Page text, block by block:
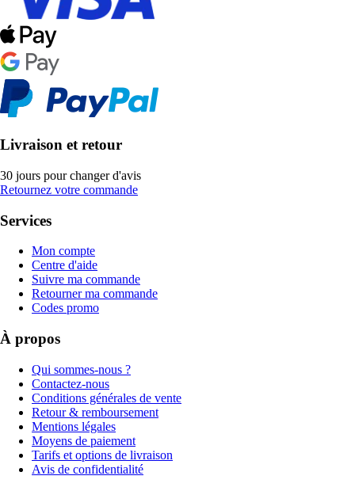
Livraison et retour
30 jours pour changer d'avis
Retournez votre commande
Services
Mon compte
Centre d'aide
Suivre ma commande
Retourner ma commande
Codes promo
À propos
Qui sommes-nous ?
Contactez-nous
Conditions générales de vente
Retour & remboursement
Mentions légales
Moyens de paiement
Tarifs et options de livraison
Avis de confidentialité